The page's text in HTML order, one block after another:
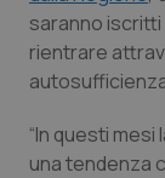
Toscana
Umbria
Valle
Obesità
saranno
rientrare
“In questi
una tendenza